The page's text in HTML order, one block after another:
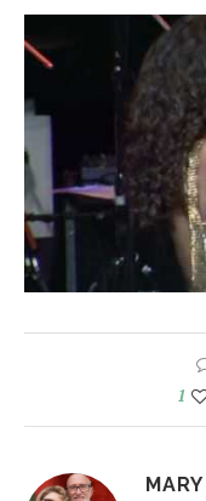
1
MARY